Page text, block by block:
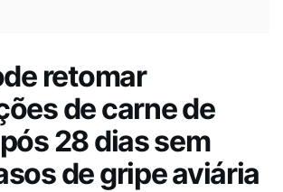
retomar
de carne de
28 dias sem
de gripe aviária